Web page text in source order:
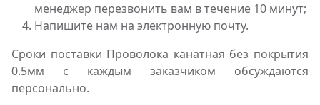
менеджер перезвонить вам в течение 10 минут;
Напишите нам на электронную почту.
Сроки поставки Проволока канатная без покрытия
0.5мм с каждым заказчиком обсуждаются
персонально.